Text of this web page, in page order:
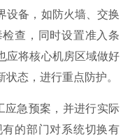
设备，如防火墙、交换
查，同时设置准入条
应将核心机房区域做好
态，进行重点防护。
应急预案，并进行实际
的部门对系统切换有